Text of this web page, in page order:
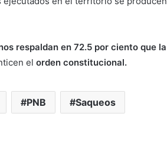
respaldan en 72.5 por ciento que la
el orden constitucional.
PNB Saqueos